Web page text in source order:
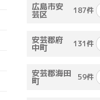
広島市安
芸区 187件
安芸郡府
中町 131件
安芸郡海田
町 59件